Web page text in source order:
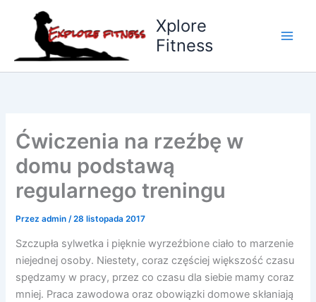
Xplore
Fitness
Ćwiczenia na rzeźbę w
domu podstawą
regularnego treningu
Przezadmin/28 listopada 2017
Szczupła sylwetka i pięknie wyrzeźbione ciało to marzenie
niejednej osoby. Niestety, coraz częściej większość czasu
spędzamy w pracy, przez co czasu dla siebie mamy coraz
mniej. Praca zawodowa oraz obowiązki domowe skłaniają